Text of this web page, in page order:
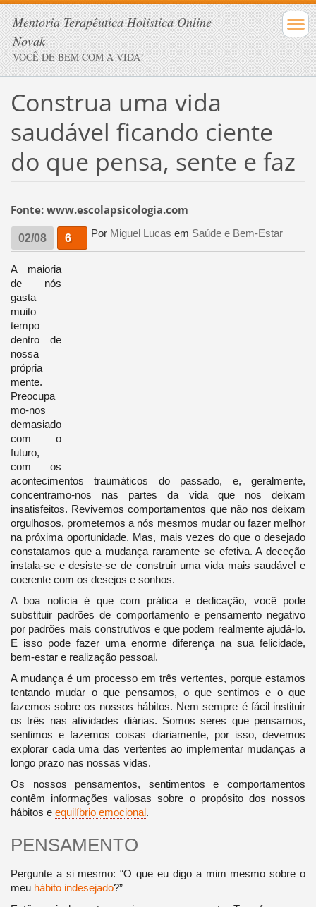
Mentoria Terapêutica Holística Online
Novak
VOCÊ DE BEM COM A VIDA!
Construa uma vida
saudável ficando ciente
do que pensa, sente e faz
Fonte: www.escolapsicologia.com
02/08 6 Por Miguel Lucas em Saúde e Bem-Estar
A maioria
de nós
gasta
muito
tempo
dentro de
nossa
própria
mente.
Preocupa
mo-nos
demasiado
com o
futuro,
com os
acontecimentos traumáticos do passado, e, geralmente,
concentramo-nos nas partes da vida que nos deixam
insatisfeitos. Revivemos comportamentos que não nos deixam
orgulhosos, prometemos a nós mesmos mudar ou fazer melhor
na próxima oportunidade. Mas, mais vezes do que o desejado
constatamos que a mudança raramente se efetiva. A deceção
instala-se e desiste-se de construir uma vida mais saudável e
coerente com os desejos e sonhos.
A boa notícia é que com prática e dedicação, você pode
substituir padrões de comportamento e pensamento negativo
por padrões mais construtivos e que podem realmente ajudá-lo.
E isso pode fazer uma enorme diferença na sua felicidade,
bem-estar e realização pessoal.
A mudança é um processo em três vertentes, porque estamos
tentando mudar o que pensamos, o que sentimos e o que
fazemos sobre os nossos hábitos. Nem sempre é fácil instituir
os três nas atividades diárias. Somos seres que pensamos,
sentimos e fazemos coisas diariamente, por isso, devemos
explorar cada uma das vertentes ao implementar mudanças a
longo prazo nas nossas vidas.
Os nossos pensamentos, sentimentos e comportamentos
contêm informações valiosas sobre o propósito dos nossos
hábitos e equilíbrio emocional.
PENSAMENTO
Pergunte a si mesmo: “O que eu digo a mim mesmo sobre o
meu hábito indesejado?”